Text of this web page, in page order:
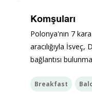
Komşuları
Polonya'nın 7
aracılığıyla
bağlantısı
Breakfast